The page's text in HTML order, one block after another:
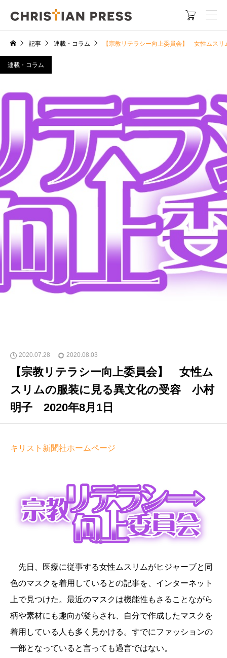

記事 連載・コラム 【宗教リテラシー向上委員会】 女性ムス
連載・コラム
2020.07.28 2020.08.03
【宗教リテラシー向上委員会】 女性ム
スリムの服装に見る異文化の受容 小村
明子 2020年8月1日
キリスト新聞社ホームページ
先日、医療に従事する女性ムスリムがヒジャーブと同
色のマスクを着用しているとの記事を、インターネット
上で見つけた。最近のマスクは機能性もさることながら
柄や素材にも趣向が凝らされ、自分で作成したマスクを
着用している人も多く見かける。すでにファッションの
一部となっていると言っても過言ではない。